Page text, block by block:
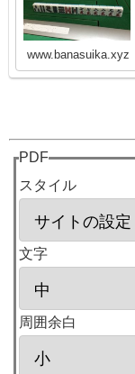
www.banasuika.xyz
PDF
スタイル
文字
周囲余白